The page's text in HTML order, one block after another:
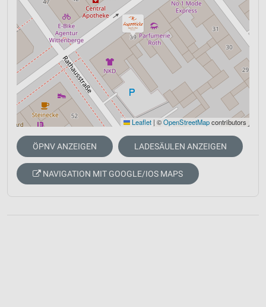
Leaflet | ©OpenStreetMapcontributors
ÖPNV ANZEIGEN LADESÄULEN ANZEIGEN
NAVIGATION MIT GOOGLE/IOS MAPS